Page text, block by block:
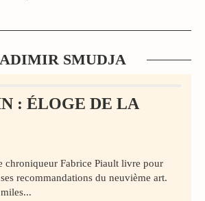
SMUDJA
: ÉLOGE DE LA
chroniqueur Fabrice Piault livre pour
recommandations du neuvième art.